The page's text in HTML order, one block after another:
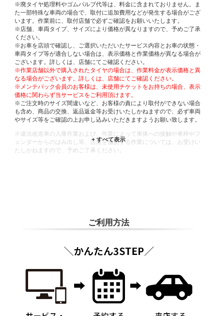
※廃タイヤ処理料やゴムバルブ代等は、料金に含まれておりません。ま
た一部特殊な車両の場合で、取付に追加費用などが発生する場合がござ
います。作業前に、取付店舗で必ずご確認をお願いいたします。
※店舗、車両タイプ、サイズにより価格が異なりますので、予めご了承
ください。
※お車を店頭で確認し、ご選択いただいたサービス内容とお車の状態・
車両タイプ等が適合しない場合は、表示価格と作業価格が異なる場合が
ございます。詳しくは、店舗にてご確認ください。
※作業店舗以外で購入されたタイヤの場合は、作業料金が表示価格と異
なる場合がございます。詳しくは、店舗にてご確認ください。
※メンテパック会員のお客様は、未使用チケットをお持ちの場合、表示
価格に関わらず当サービスをご利用頂けます。
※ご注文時のサイズ間違いなど、お客様の責により取付ができない場合
も含め、商品の交換、返品返金等お受けいたしかねますので、必ず車両
やサイズ等をご確認の上お申し込みいただきますようお願い致します。
※違法改造車の入庫作業および、作業によって車体への接触や車枠やフ
ェンダーからのはみ出し等、法規を逸脱する作業については、お受けい
たしかねますので、予めご了承ください。
ご利用方法